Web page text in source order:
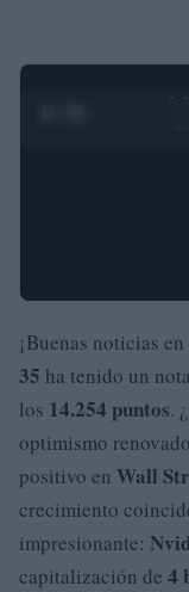
¡Buenas noticias
35 ha tenido un
los 14.254 puntos.
optimismo
positivo en Wall
crecimiento
impresionante:
capitalización de 4